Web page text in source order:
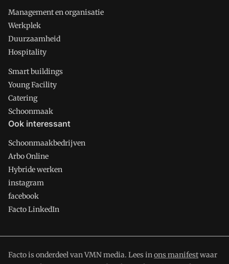
Management en organisatie
Werkplek
Duurzaamheid
Hospitality
Smart buildings
Young Facility
Catering
Schoonmaak
Ook interessant
Schoonmaakbedrijven
Arbo Online
Hybride werken
instagram
facebook
Facto LinkedIn
Facto is onderdeel van VMN media. Lees inons manifestwaar